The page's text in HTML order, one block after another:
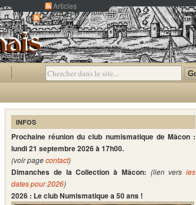
Articles
Commentaires
INFOS
Prochaine réunion du club numismatique de Mâcon :
lundi 21 septembre 2026 à 17h00.
(voir pagecontact)
Dimanches de la Collection à Mâcon: (lien vers les
dates pour 2026)
2026 : Le club Numismatique a 50 ans !